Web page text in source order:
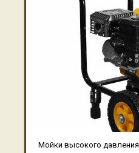
Мойки высокого давления